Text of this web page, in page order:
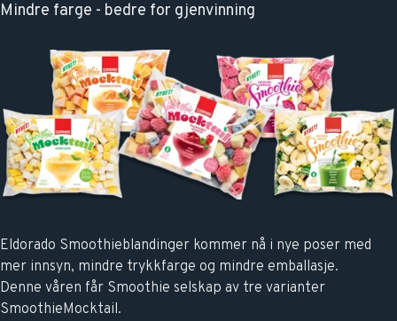
Mindre farge - bedre for gjenvinning
Eldorado Smoothieblandinger kommer nå i nye poser med
mer innsyn, mindre trykkfarge og mindre emballasje.
Denne våren får Smoothie selskap av tre varianter
SmoothieMocktail.